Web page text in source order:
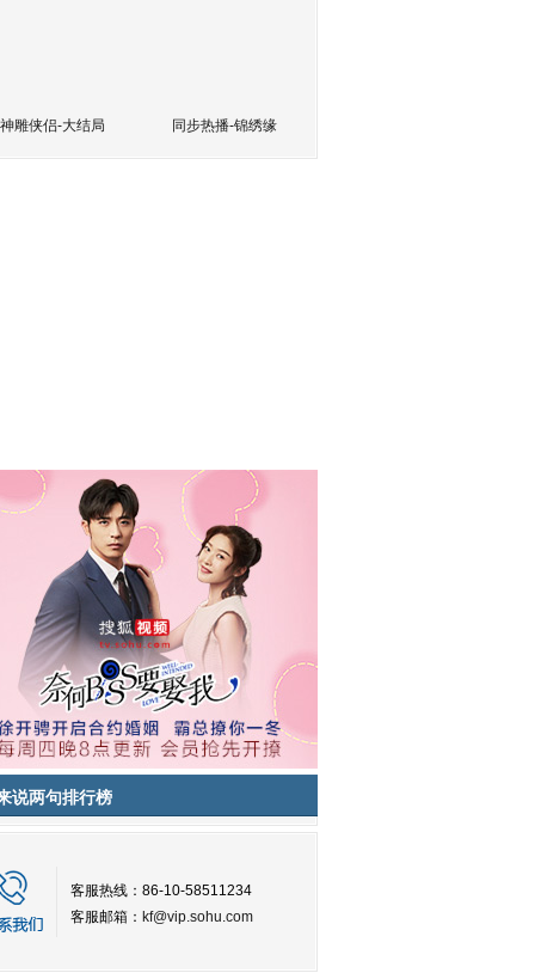
神雕侠侣-大结局 同步热播-锦绣缘
说两句排行榜
客服热线：86-10-58511234
客服邮箱： kf@vip.sohu.com